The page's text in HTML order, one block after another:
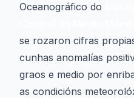
Oceanográfico do
se rozaron cifras
cunhas anomalías
graos e medio por
as condicións